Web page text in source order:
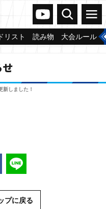
ヴァンガードch
検索 メニュー
リスト 読み物 大会ルール
しました！
る
Facebookでシェアする
プに戻る